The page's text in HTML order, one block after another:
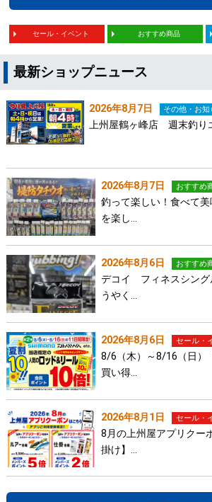
セール・イベント おすすめ商品
最新ショップニュース
2026年8月7日 その他・お知
上州屋鶴ヶ峰店 週末釣り
2026年8月7日 おすすめ
釣って楽しい！食べて
を楽し…
2026年8月6日 おすすめ
デコイ フィネスシン
うやく…
2026年8月6日 セール・
8/6（木）～8/16（日）
買い得…
2026年8月1日 セール・
8月の上州屋アプリクー
掛け】…